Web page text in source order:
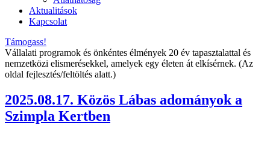
Aktualitások
Kapcsolat
Támogass!
Vállalati programok és önkéntes élmények 20 év tapasztalattal és
nemzetközi elismerésekkel, amelyek egy életen át elkísérnek. (Az
oldal fejlesztés/feltöltés alatt.)
2025.08.17. Közös Lábas adományok a
Szimpla Kertben